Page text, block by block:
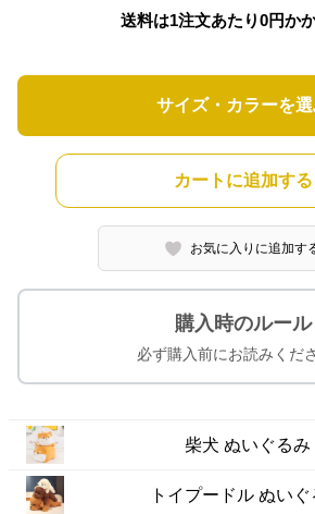
送料は1注文あたり0円か
サイズ・カラーを
カートに追加する
お気に入りに追加す
購入時のルール
必ず購入前にお読みくだ
柴犬 ぬいぐるみ
トイプードル ぬいぐ